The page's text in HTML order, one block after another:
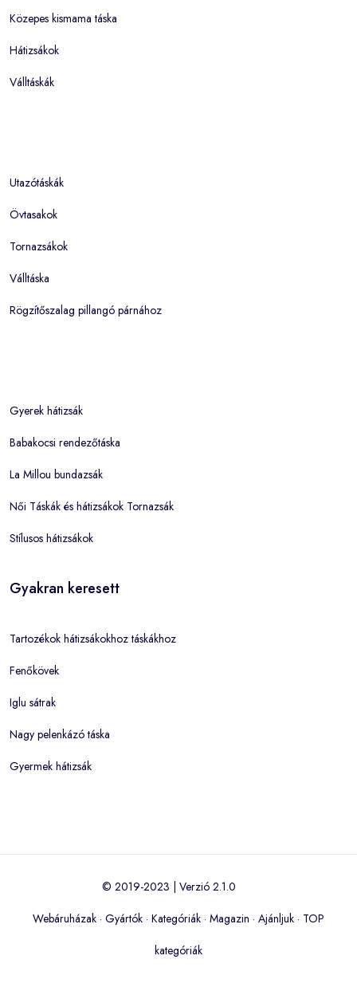
Közepes kismama táska
Hátizsákok
Válltáskák
Utazótáskák
Övtasakok
Tornazsákok
Válltáska
Rögzítőszalag pillangó párnához
Gyerek hátizsák
Babakocsi rendezőtáska
La Millou bundazsák
Női Táskák és hátizsákok Tornazsák
Stílusos hátizsákok
Gyakran keresett
Tartozékok hátizsákokhoz táskákhoz
Fenőkövek
Iglu sátrak
Nagy pelenkázó táska
Gyermek hátizsák
© 2019-2023 | Verzió 2.1.0
Webáruházak · Gyártók · Kategóriák · Magazin · Ajánljuk · TOP
kategóriák